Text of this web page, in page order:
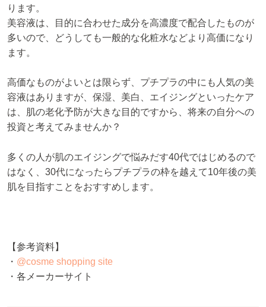
ります。
美容液は、目的に合わせた成分を高濃度で配合したものが
多いので、どうしても一般的な化粧水などより高価になり
ます。
高価なものがよいとは限らず、プチプラの中にも人気の美
容液はありますが、保湿、美白、エイジングといったケア
は、肌の老化予防が大きな目的ですから、将来の自分への
投資と考えてみませんか？
多くの人が肌のエイジングで悩みだす40代ではじめるので
はなく、30代になったらプチプラの枠を越えて10年後の美
肌を目指すことをおすすめします。
【参考資料】
・ @cosme shopping site
・各メーカーサイト